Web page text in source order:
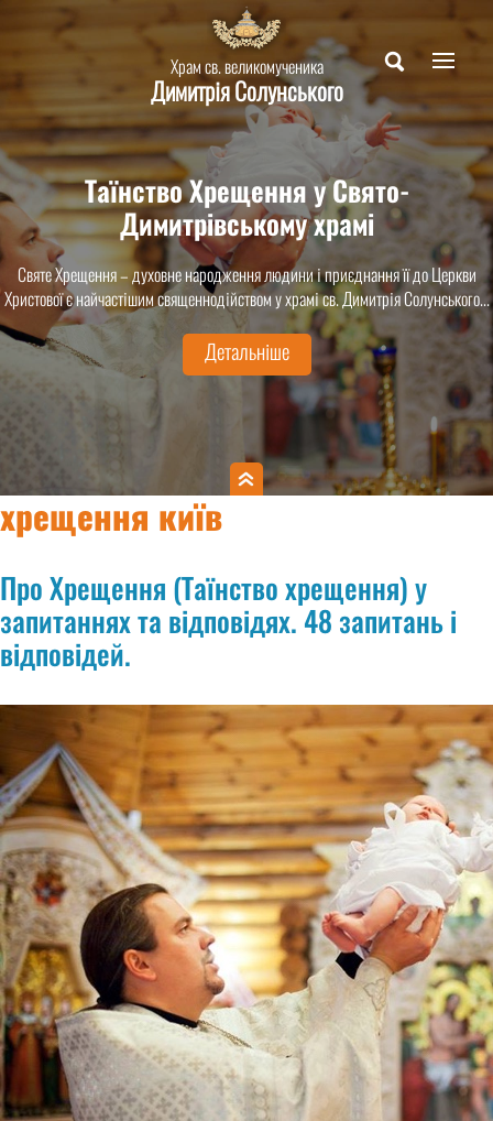
Храм св. великомученика
Димитрія Солунського
Таїнство Хрещення у Свято-
Димитрівському храмі
Святе Хрещення – духовне народження людини і приєднання її до Церкви
Христової є найчастішим священнодійством у храмі св. Димитрія Солунського...
Детальніше
хрещення київ
Про Хрещення (Таїнство хрещення) у
запитаннях та відповідях. 48 запитань і
відповідей.